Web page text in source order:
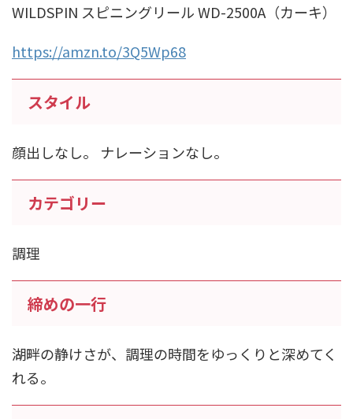
WILDSPIN スピニングリール WD-2500A（カーキ）
https://amzn.to/3Q5Wp68
スタイル
顔出しなし。 ナレーションなし。
カテゴリー
調理
締めの一行
湖畔の静けさが、調理の時間をゆっくりと深めてく
れる。